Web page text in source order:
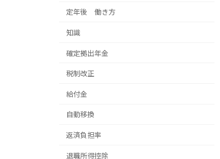
定年後 働き方
知識
確定拠出年金
税制改正
給付金
自動移換
返済負担率
退職所得控除